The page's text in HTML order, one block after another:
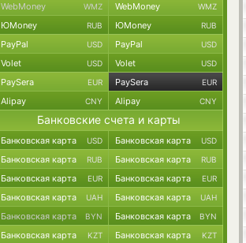
WebMoney WMZ WebMoney WMZ
ЮMoney RUB ЮMoney RUB
PayPal USD PayPal USD
Volet USD Volet USD
PaySera EUR PaySera EUR
Alipay CNY Alipay CNY
Банковские счета и карты
Банковская карта USD Банковская карта USD
Банковская карта RUB Банковская карта RUB
Банковская карта EUR Банковская карта EUR
Банковская карта UAH Банковская карта UAH
Банковская карта BYN Банковская карта BYN
Банковская карта KZT Банковская карта KZT